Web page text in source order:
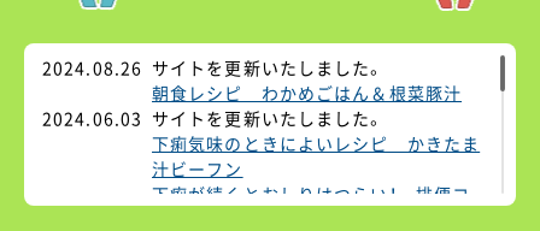
2024.08.26 サイトを更新いたしました。
朝食レシピ わかめごはん＆根菜豚汁
2024.06.03 サイトを更新いたしました。
下痢気味のときによいレシピ かきたま
汁ビーフン
下痢が続くとおしりはつらい！ 排便コ